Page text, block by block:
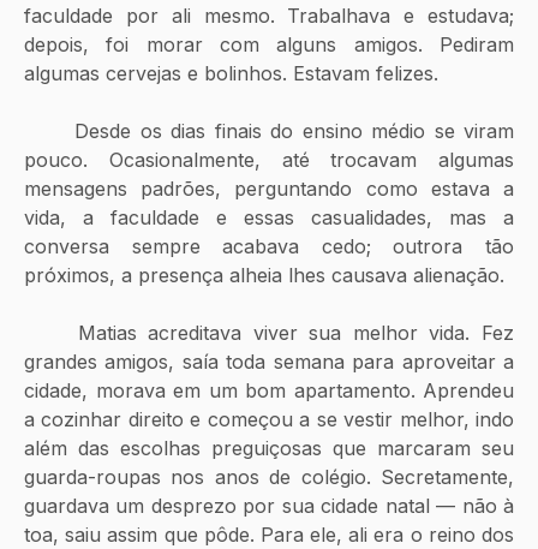
faculdade por ali mesmo. Trabalhava e estudava;
depois, foi morar com alguns amigos. Pediram
algumas cervejas e bolinhos. Estavam felizes.
pouco. Ocasionalmente, até trocavam algumas
mensagens padrões, perguntando como estava a
vida, a faculdade e essas casualidades, mas a
conversa sempre acabava cedo; outrora tão
próximos, a presença alheia lhes causava alienação.
grandes amigos, saía toda semana para aproveitar a
cidade, morava em um bom apartamento. Aprendeu
a cozinhar direito e começou a se vestir melhor, indo
além das escolhas preguiçosas que marcaram seu
guarda-roupas nos anos de colégio. Secretamente,
guardava um desprezo por sua cidade natal — não à
toa, saiu assim que pôde. Para ele, ali era o reino dos